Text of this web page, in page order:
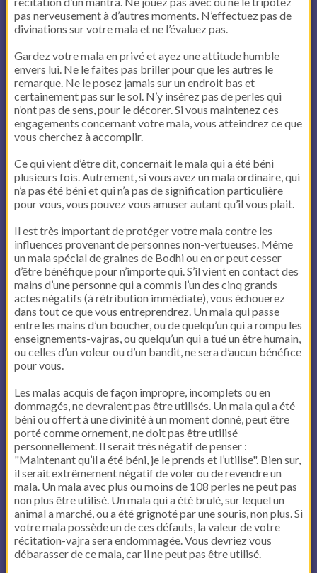
pas nerveusement à d’autres moments. N’effectuez pas de
divinations sur votre mala et ne l’évaluez pas.
Gardez votre mala en privé et ayez une attitude humble
envers lui. Ne le faites pas briller pour que les autres le
remarque. Ne le posez jamais sur un endroit bas et
certainement pas sur le sol. N’y insérez pas de perles qui
n’ont pas de sens, pour le décorer. Si vous maintenez ces
engagements concernant votre mala, vous atteindrez ce que
vous cherchez à accomplir.
Ce qui vient d’être dit, concernait le mala qui a été béni
plusieurs fois. Autrement, si vous avez un mala ordinaire, qui
n’a pas été béni et qui n’a pas de signification particulière
pour vous, vous pouvez vous amuser autant qu’il vous plait.
Il est très important de protéger votre mala contre les
influences provenant de personnes non-vertueuses. Même
un mala spécial de graines de Bodhi ou en or peut cesser
d’être bénéfique pour n’importe qui. S’il vient en contact des
mains d’une personne qui a commis l’un des cinq grands
actes négatifs (à rétribution immédiate), vous échouerez
dans tout ce que vous entreprendrez. Un mala qui passe
entre les mains d’un boucher, ou de quelqu’un qui a rompu les
enseignements-vajras, ou quelqu’un qui a tué un être humain,
ou celles d’un voleur ou d’un bandit, ne sera d’aucun bénéfice
pour vous.
Les malas acquis de façon impropre, incomplets ou en
dommagés, ne devraient pas être utilisés. Un mala qui a été
béni ou offert à une divinité à un moment donné, peut être
porté comme ornement, ne doit pas être utilisé
personnellement. Il serait très négatif de penser :
"Maintenant qu’il a été béni, je le prends et l’utilise". Bien sur,
il serait extrêmement négatif de voler ou de revendre un
mala. Un mala avec plus ou moins de 108 perles ne peut pas
non plus être utilisé. Un mala qui a été brulé, sur lequel un
animal a marché, ou a été grignoté par une souris, non plus. Si
votre mala possède un de ces défauts, la valeur de votre
récitation-vajra sera endommagée. Vous devriez vous
débarasser de ce mala, car il ne peut pas être utilisé.